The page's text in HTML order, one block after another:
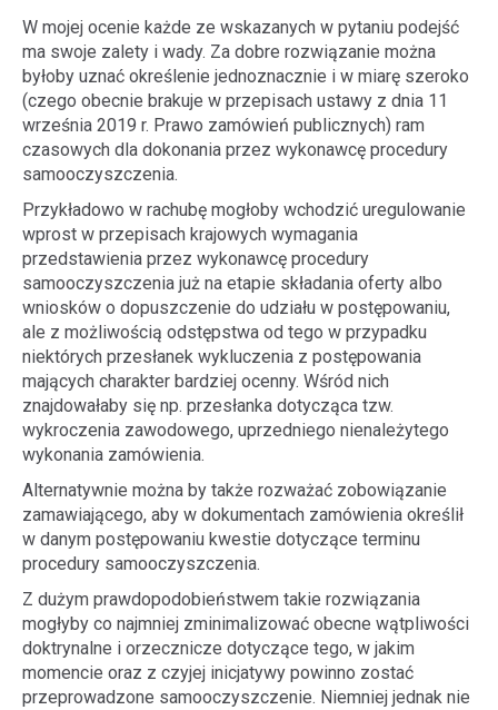
W mojej ocenie każde ze wskazanych w pytaniu podejść
ma swoje zalety i wady. Za dobre rozwiązanie można
byłoby uznać określenie jednoznacznie i w miarę szeroko
(czego obecnie brakuje w przepisach ustawy z dnia 11
września 2019 r. Prawo zamówień publicznych) ram
czasowych dla dokonania przez wykonawcę procedury
samooczyszczenia.
Przykładowo w rachubę mogłoby wchodzić uregulowanie
wprost w przepisach krajowych wymagania
przedstawienia przez wykonawcę procedury
samooczyszczenia już na etapie składania oferty albo
wniosków o dopuszczenie do udziału w postępowaniu,
ale z możliwością odstępstwa od tego w przypadku
niektórych przesłanek wykluczenia z postępowania
mających charakter bardziej ocenny. Wśród nich
znajdowałaby się np. przesłanka dotycząca tzw.
wykroczenia zawodowego, uprzedniego nienależytego
wykonania zamówienia.
Alternatywnie można by także rozważać zobowiązanie
zamawiającego, aby w dokumentach zamówienia określił
w danym postępowaniu kwestie dotyczące terminu
procedury samooczyszczenia.
Z dużym prawdopodobieństwem takie rozwiązania
mogłyby co najmniej zminimalizować obecne wątpliwości
doktrynalne i orzecznicze dotyczące tego, w jakim
momencie oraz z czyjej inicjatywy powinno zostać
przeprowadzone samooczyszczenie. Niemniej jednak nie